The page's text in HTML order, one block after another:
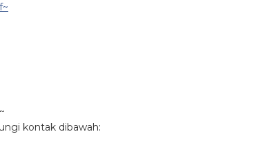
kontak dibawah: